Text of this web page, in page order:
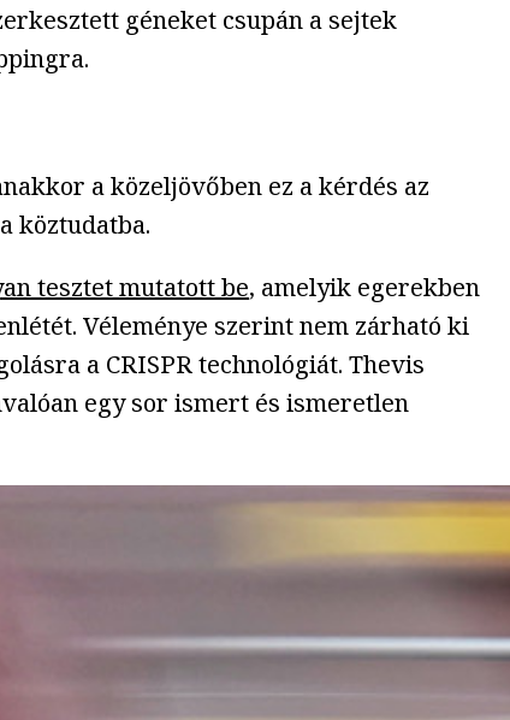
géneket csupán a sejtek
a közeljövőben ez a kérdés az
köztudatba.
tesztet mutatott be, amelyik egerekben
Véleménye szerint nem zárható ki
a CRISPR technológiát. Thevis
egy sor ismert és ismeretlen